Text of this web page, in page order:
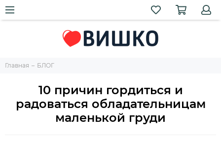
Главная БЛОГ
10 причин гордиться и
радоваться обладательницам
маленькой груди